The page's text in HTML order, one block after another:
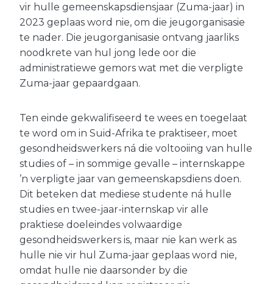
vir hulle gemeenskapsdiensjaar (Zuma-jaar) in
2023 geplaas word nie, om die jeugorganisasie
te nader. Die jeugorganisasie ontvang jaarliks
noodkrete van hul jong lede oor die
administratiewe gemors wat met die verpligte
Zuma-jaar gepaardgaan.
Ten einde gekwalifiseerd te wees en toegelaat
te word om in Suid-Afrika te praktiseer, moet
gesondheidswerkers ná die voltooiing van hulle
studies of – in sommige gevalle – internskappe
’n verpligte jaar van gemeenskapsdiens doen.
Dit beteken dat mediese studente ná hulle
studies en twee-jaar-internskap vir alle
praktiese doeleindes volwaardige
gesondheidswerkers is, maar nie kan werk as
hulle nie vir hul Zuma-jaar geplaas word nie,
omdat hulle nie daarsonder by die